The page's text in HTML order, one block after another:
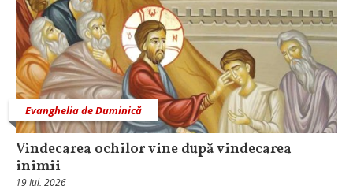
Evanghelia de Duminică
Vindecarea ochilor vine după vindecarea
inimii
19 Iul, 2026